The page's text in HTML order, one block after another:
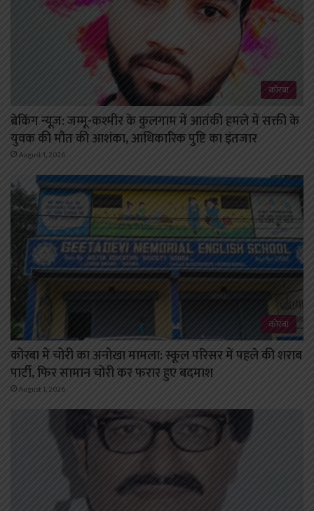
कोरबा
ब्रेकिंग न्यूज़: जम्मू-कश्मीर के कुलगाम में आतंकी हमले में सक्ती के
युवक की मौत की आशंका, आधिकारिक पुष्टि का इंतजार
August 1, 2026
कोरबा
कोरबा में चोरी का अनोखा मामला: स्कूल परिसर में पहले की शराब
पार्टी, फिर सामान चोरी कर फरार हुए बदमाश
August 1, 2026